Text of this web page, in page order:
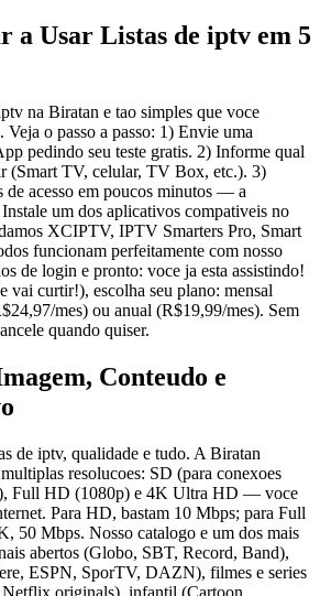
a Usar Listas de iptv em 5
na Biratan e tao simples que voce
o passo a passo: 1) Envie uma
pedindo seu teste gratis. 2) Informe qual
(Smart TV, celular, TV Box, etc.). 3)
de acesso em poucos minutos — a
um dos aplicativos compativeis no
XCIPTV, IPTV Smarters Pro, Smart
funcionam perfeitamente com nosso
de login e pronto: voce ja esta assistindo!
vai curtir!), escolha seu plano: mensal
mes) ou anual (R$19,99/mes). Sem
quando quiser.
Conteudo e
de iptv, qualidade e tudo. A Biratan
resolucoes: SD (para conexoes
Full HD (1080p) e 4K Ultra HD — voce
Para HD, bastam 10 Mbps; para Full
50 Mbps. Nosso catalogo e um dos mais
abertos (Globo, SBT, Record, Band),
ESPN, SporTV, DAZN), filmes e series
originals), infantil (Cartoon